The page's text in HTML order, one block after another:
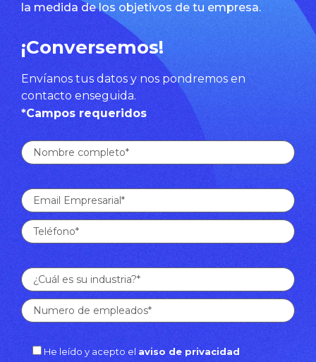
la medida de los objetivos de tu empresa.
¡Conversemos!
Envíanos tus datos y nos pondremos en
contacto enseguida.
*Campos requeridos
He leído y acepto el aviso de privacidad